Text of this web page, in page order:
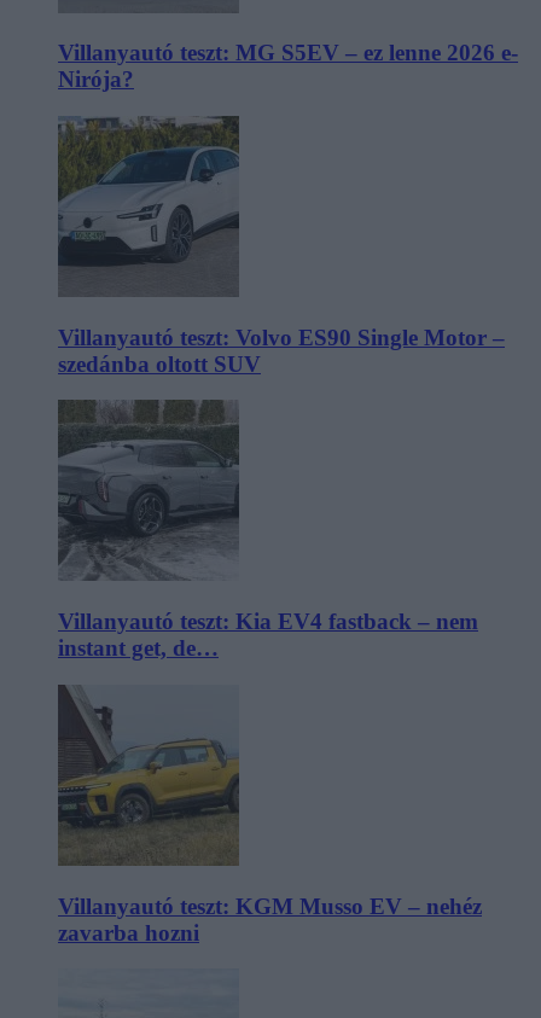
Villanyautó teszt: MG S5EV – ez lenne 2026 e-
Nirója?
Villanyautó teszt: Volvo ES90 Single Motor –
szedánba oltott SUV
Villanyautó teszt: Kia EV4 fastback – nem
instant get, de…
Villanyautó teszt: KGM Musso EV – nehéz
zavarba hozni